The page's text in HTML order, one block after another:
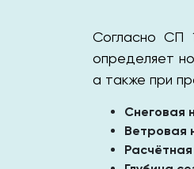
Согласно СП
определяет
а также при
Снеговая
Ветровая